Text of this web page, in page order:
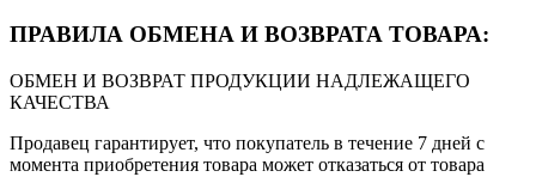
ПРАВИЛА ОБМЕНА И ВОЗВРАТА ТОВАРА:
ОБМЕН И ВОЗВРАТ ПРОДУКЦИИ НАДЛЕЖАЩЕГО
КАЧЕСТВА
Продавец гарантирует, что покупатель в течение 7 дней с
момента приобретения товара может отказаться от товара